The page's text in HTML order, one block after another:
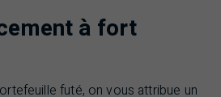
à fort
futé, on vous attribue un